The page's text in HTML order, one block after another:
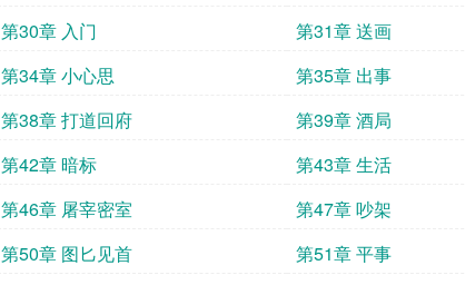
第30章 入门 第31章 送画
第34章 小心思 第35章 出事
第38章 打道回府 第39章 酒局
第42章 暗标 第43章 生活
第46章 屠宰密室 第47章 吵架
第50章 图匕见首 第51章 平事